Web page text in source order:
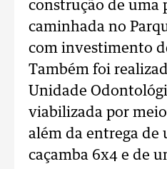
construção de uma
caminhada no
com investimento
Também foi
Unidade
viabilizada por
além da entrega de
caçamba 6x4 e de